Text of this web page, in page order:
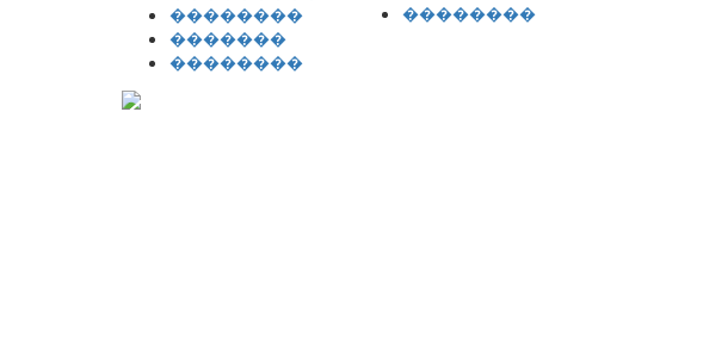
��������
�������
��������
��������